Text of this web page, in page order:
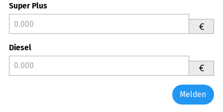
Super Plus
€
Diesel
€
Melden